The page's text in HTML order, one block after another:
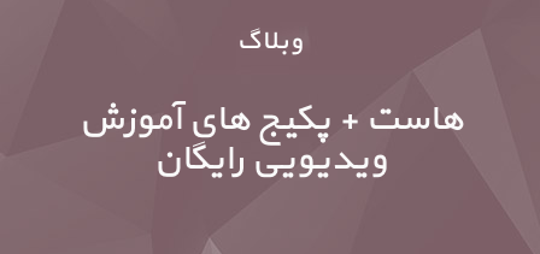
وبلاگ
هاست + پکیج های آموزش
ویدیویی رایگان